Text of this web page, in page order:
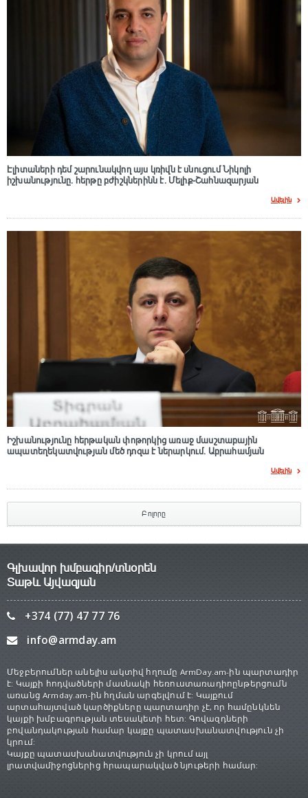
Էլիտաների դեմ շարունակվող այս կռիվն է սնուցում Նիկոլի
իշխանությունը. հերթը բժիշկներինն է. Մելիք-Շահնազարյան
Ավելին
Իշխանությունը հերթական փոթորկից առաջ մասշտաբային
ապատեղեկատվության մեծ դnզա է ներարկում․ Աբրահամյան
Ավելին
Բոլորը
Գլխավոր խմբագիր/տնօրեն
Տաթև Այվազյան
+374 (77) 47 77 76
info@armday.am
Մեջբերումներ անելիս ակտիվ հղումը ArmDay.am-ին պարտադիր
է: Կայքի հոդվածների մասնակի հեռուստառադիոընթերցումն
առանց Armday.am-ին հղման արգելվում է: Կայքում
արտահայտված կարծիքները պարտադիր չէ, որ համընկնեն
կայքի խմբագրության տեսակետի հետ: Գովազդների
բովանդակության համար կայքը պատասխանատվություն չի
կրում:
Կայքը պատասխանատվություն չի կրում այլ
լրատվամիջոցներից հրապարակված նյութերի համար: